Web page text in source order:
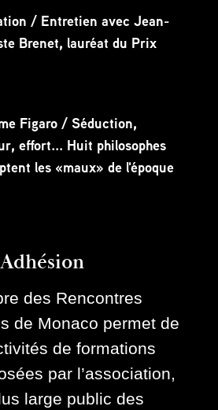
/ Entretien avec Jean-
Brenet, lauréat du Prix
Figaro / Séduction,
effort... Huit philosophes
les «maux» de l'époque
Adhésion
des Rencontres
de Monaco permet de
de formations
par l’association,
large public des